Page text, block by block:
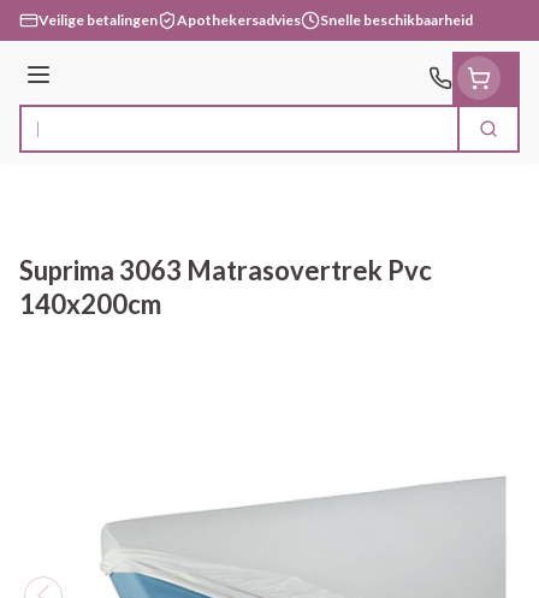
Ga naar de inhoud
Veilige betalingen Apothekersadvies Snelle beschikbaarheid
Menu
Product, merk, categorie... Zoek
Suprima 3063 Matrasovertrek Pvc
140x200cm